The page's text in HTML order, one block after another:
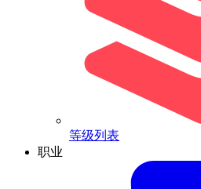
等级列表
职业